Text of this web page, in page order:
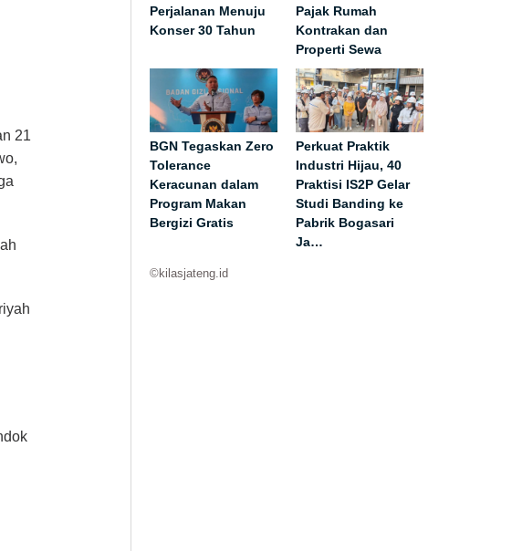
21
Perjalanan Menuju
Konser 30 Tahun
Pajak Rumah
Kontrakan dan
Properti Sewa
BGN Tegaskan Zero
Tolerance
Keracunan dalam
Program Makan
Bergizi Gratis
Perkuat Praktik
Industri Hijau, 40
Praktisi IS2P Gelar
Studi Banding ke
Pabrik Bogasari
Ja…
©kilasjateng.id